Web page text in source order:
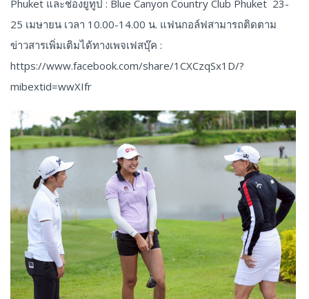
Phuket และช่องยูทูป : Blue Canyon Country Club Phuket 23-
25 เมษายน เวลา 10.00-14.00 น. แฟนกอล์ฟสามารถติดตาม
ข่าวสารเพิ่มเติมได้ทางเพจเฟสบุ๊ค :
https://www.facebook.com/share/1CXCzqSx1D/?
mibextid=wwXIfr